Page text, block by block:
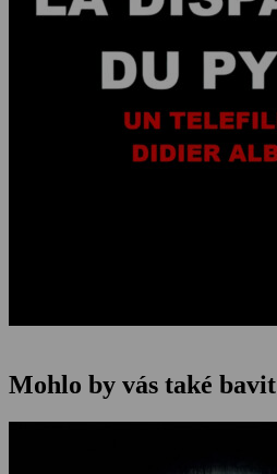
Mohlo by vás také bavit